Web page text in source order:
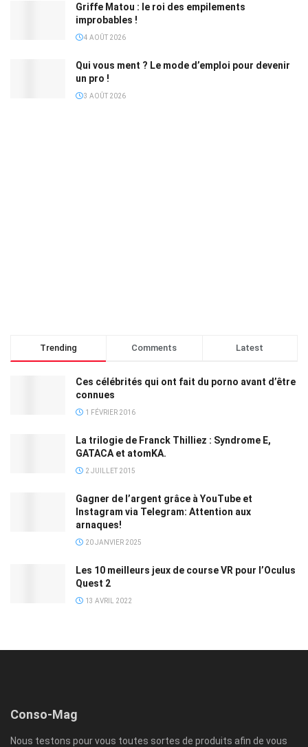
Griffe Matou : le roi des empilements
improbables !
4 AOÛT 2026
Qui vous ment ? Le mode d’emploi pour devenir
un pro !
3 AOÛT 2026
Trending Comments Latest
Ces célébrités qui ont fait du porno avant d’être
connues
1 FÉVRIER 2016
La trilogie de Franck Thilliez : Syndrome E,
GATACA et atomKA.
2 JUILLET 2015
Gagner de l’argent grâce à YouTube et
Instagram via Telegram: Attention aux
arnaques!
20 JANVIER 2025
Les 10 meilleurs jeux de course VR pour l’Oculus
Quest 2
13 AVRIL 2022
Conso-Mag
Nous testons pour vous toutes sortes de produits afin de vous